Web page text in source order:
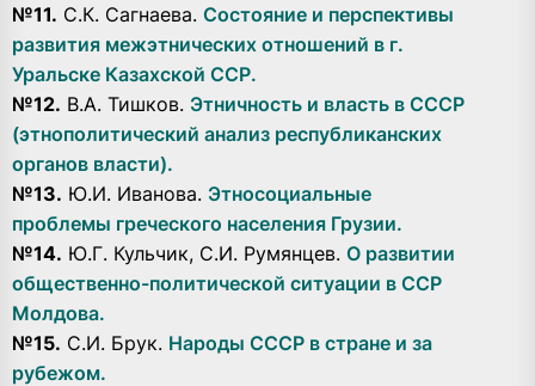
№11. С.К. Сагнаева. Состояние и перспективы
развития межэтнических отношений в г.
Уральске Казахской ССР.
№12. В.А. Тишков. Этничность и власть в СССР
(этнополитический анализ республиканских
органов власти).
№13. Ю.И. Иванова. Этносоциальные
проблемы греческого населения Грузии.
№14. Ю.Г. Кульчик, С.И. Румянцев. О развитии
общественно-политической ситуации в ССР
Молдова.
№15. С.И. Брук. Народы СССР в стране и за
рубежом.